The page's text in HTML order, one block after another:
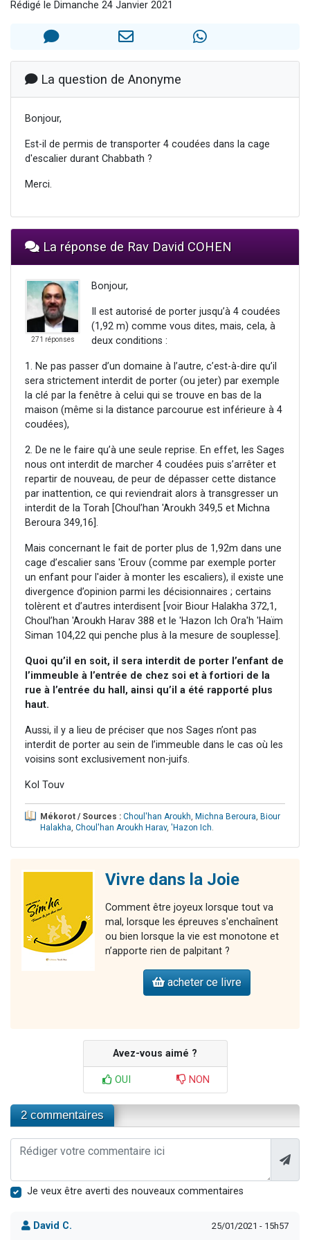
Il reste 49 places pour étudier en groupe sur Zoom
Eva vient de donner son Maasser
3 personnes viennent de faire un don pour Événements Torah-Box
Rédigé le Dimanche 24 Janvier 2021
La question de Anonyme
Bonjour,
Est-il de permis de transporter 4 coudées dans la cage
d'escalier durant Chabbath ?
Merci.
La réponse de Rav David COHEN
271 réponses
Bonjour,
Il est autorisé de porter jusqu’à 4 coudées
(1,92 m) comme vous dites, mais, cela, à
deux conditions :
1. Ne pas passer d’un domaine à l’autre, c’est-à-dire qu’il
sera strictement interdit de porter (ou jeter) par exemple
la clé par la fenêtre à celui qui se trouve en bas de la
maison (même si la distance parcourue est inférieure à 4
coudées),
2. De ne le faire qu’à une seule reprise. En effet, les Sages
nous ont interdit de marcher 4 coudées puis s’arrêter et
repartir de nouveau, de peur de dépasser cette distance
par inattention, ce qui reviendrait alors à transgresser un
interdit de la Torah [Choul’han 'Aroukh 349,5 et Michna
Beroura 349,16].
Mais concernant le fait de porter plus de 1,92m dans une
cage d’escalier sans 'Erouv (comme par exemple porter
un enfant pour l'aider à monter les escaliers), il existe une
divergence d’opinion parmi les décisionnaires ; certains
tolèrent et d’autres interdisent [voir Biour Halakha 372,1,
Choul’han 'Aroukh Harav 388 et le 'Hazon Ich Ora'h 'Haïm
Siman 104,22 qui penche plus à la mesure de souplesse].
Quoi qu’il en soit, il sera interdit de porter l’enfant de
l’immeuble à l’entrée de chez soi et à fortiori de la
rue à l’entrée du hall, ainsi qu’il a été rapporté plus
haut.
Aussi, il y a lieu de préciser que nos Sages n’ont pas
interdit de porter au sein de l’immeuble dans le cas où les
voisins sont exclusivement non-juifs.
Kol Touv
Mékorot / Sources : Choul'han Aroukh, Michna Beroura, Biour
Halakha, Choul'han Aroukh Harav, 'Hazon Ich.
Vivre dans la Joie
Comment être joyeux lorsque tout va
mal, lorsque les épreuves s'enchaînent
ou bien lorsque la vie est monotone et
n’apporte rien de palpitant ?
acheter ce livre
Avez-vous aimé ?
OUI NON
2 commentaires
Je veux être averti des nouveaux commentaires
David C. 25/01/2021 - 15h57